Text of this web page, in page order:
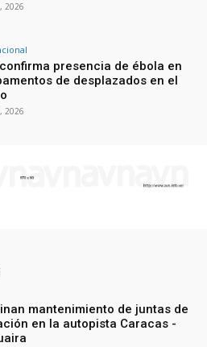
2026
confirma presencia de ébola en
de desplazados en el
2026
mantenimiento de juntas de
en la autopista Caracas -